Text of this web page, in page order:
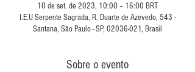
10 de set. de 2023, 10:00 – 16:00 BRT
I.E.U Serpente Sagrada, R. Duarte de Azevedo, 543 -
Santana, São Paulo - SP, 02036-021, Brasil
Sobre o evento